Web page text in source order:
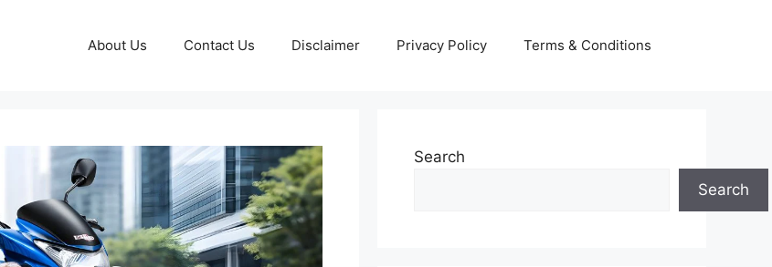
About Us Contact Us Disclaimer Privacy Policy Terms & Conditions
Search
Search